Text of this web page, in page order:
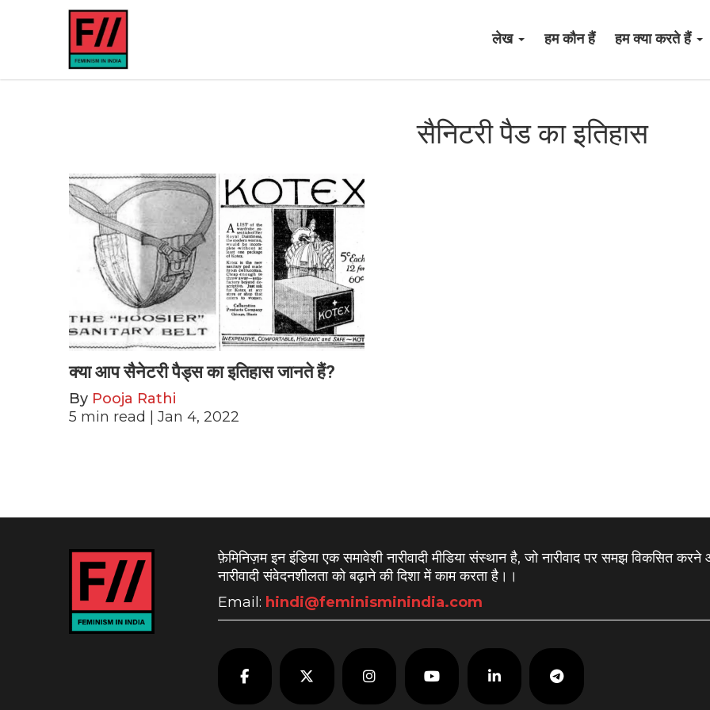
लेख हम कौन हैं हम क्या करते हैं
सैनिटरी पैड का इतिहास
क्या आप सैनेटरी पैड्स का इतिहास जानते हैं?
By Pooja Rathi
5 min read | Jan 4, 2022
फ़ेमिनिज़म इन इंडिया एक समावेशी नारीवादी मीडिया संस्थान है, जो नारीवाद पर समझ विकसित
नारीवादी संवेदनशीलता को बढ़ाने की दिशा में काम करता है। ।
Email: hindi@feminisminindia.com